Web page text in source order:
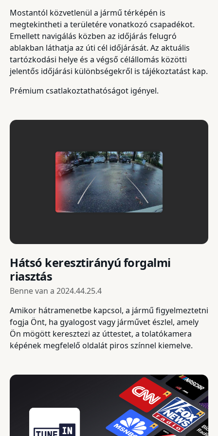
Mostantól közvetlenül a jármű térképén is
megtekintheti a területére vonatkozó csapadékot.
Emellett navigálás közben az időjárás felugró
ablakban láthatja az úti cél időjárását. Az aktuális
tartózkodási helye és a végső célállomás közötti
jelentős időjárási különbségekről is tájékoztatást kap.
Prémium csatlakoztathatóságot igényel.
Hátsó keresztirányú forgalmi
riasztás
Benne van a 2024.44.25.4
Amikor hátramenetbe kapcsol, a jármű figyelmeztetni
fogja Önt, ha gyalogost vagy járművet észlel, amely
Ön mögött keresztezi az úttestet, a tolatókamera
képének megfelelő oldalát piros színnel kiemelve.